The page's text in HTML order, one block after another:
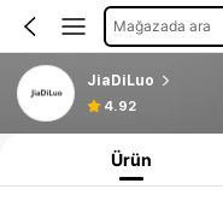
Mağazada ara
JiaDiLuo
4.92
Ürün